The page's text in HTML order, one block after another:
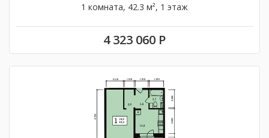
1 комната, 42.3 м², 1 этаж
4 323 060 Р